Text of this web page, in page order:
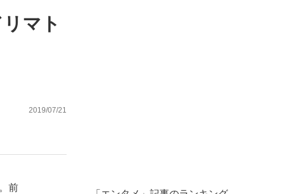
のが悲しい」『北の国から』倉本聰氏（91...
マト
2019/07/21
前